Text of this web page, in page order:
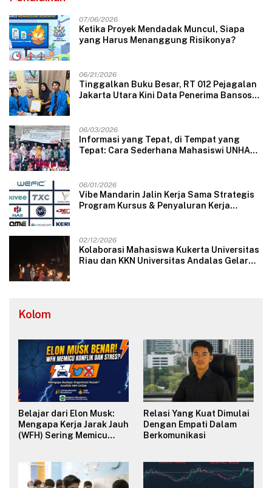
07/06/2026
Ketika Proyek Mendadak Muncul, Siapa
yang Harus Menanggung Risikonya?
06/21/2026
Tinggalkan Buku Besar, RT 012 Pejagalan
Jakarta Utara Kini Data Penerima Bansos
06/03/2026
Informasi yang Tepat, di Tempat yang
Tepat: Cara Sederhana Mahasiswi UNHAS
06/01/2026
Vibe Mandarin Jalin Kerja Sama Strategis
Program Kursus & Penyaluran Kerja
02/12/2026
Kolaborasi Mahasiswa Kukerta Universitas
Riau dan KKN Universitas Andalas Gelar
Kolom
Belajar dari Elon Musk:
Mengapa Kerja Jarak Jauh
(WFH) Sering Memicu
Relasi Yang Kuat Dimulai
Dengan Empati Dalam
Berkomunikasi